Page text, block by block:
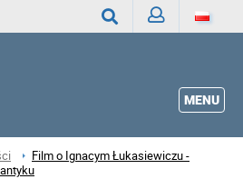
MENU
Film o Ignacym Łukasiewiczu -